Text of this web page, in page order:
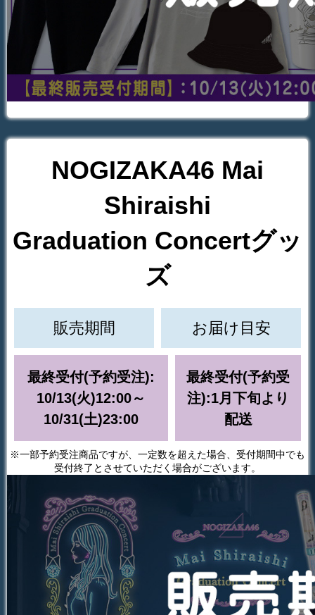
NOGIZAKA46 Mai
Shiraishi
Graduation Concertグッ
ズ
販売期間 お届け目安
最終受付(予約受注):
10/13(火)12:00～
10/31(土)23:00
最終受付(予約受
注):1月下旬より
配送
※一部予約受注商品ですが、一定数を超えた場合、受付期間中でも
受付終了とさせていただく場合がございます。